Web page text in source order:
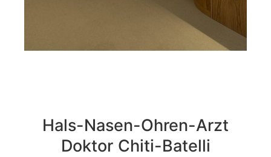
Hals-Nasen-Ohren-Arzt
Doktor Chiti-Batelli